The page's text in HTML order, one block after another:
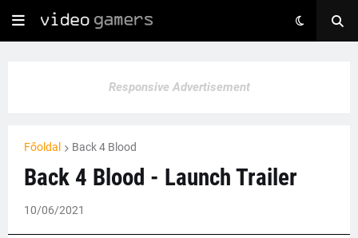
Responsive Advertisement
Főoldal Back 4 Blood
Back 4 Blood - Launch Trailer
10/06/2021